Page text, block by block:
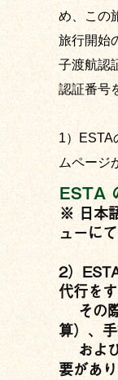
め、この
旅行開始
子渡航認
認証番号
1）ESTA
ムページ
ESTA
※ 日本
ューに
2）
代行を
その
算）、
およ
要があり